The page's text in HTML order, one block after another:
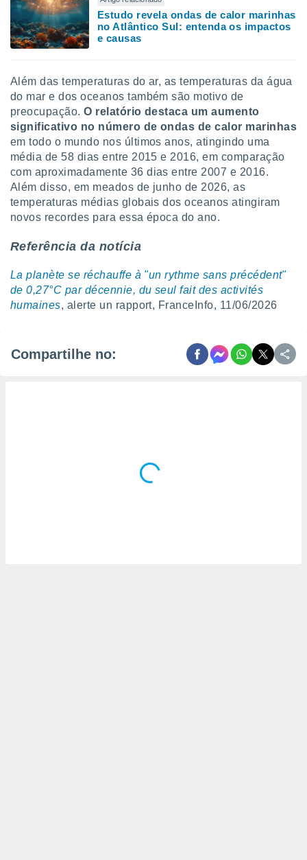
Estudo revela ondas de calor marinhas
no Atlântico Sul: entenda os impactos
e causas
Além das temperaturas do ar, as temperaturas da água
do mar e dos oceanos também são motivo de
preocupação.O relatório destaca um aumento
significativo no número de ondas de calor marinhas
em todo o mundo nos últimos anos, atingindo uma
média de 58 dias entre 2015 e 2016, em comparação
com aproximadamente 36 dias entre 2007 e 2016.
Além disso, em meados de junho de 2026, as
temperaturas médias globais dos oceanos atingiram
novos recordes para essa época do ano.
Referência da notícia
La planète se réchauffe à "un rythme sans précédent"
de 0,27°C par décennie, du seul fait des activités
humaines, alerte un rapport, FranceInfo, 11/06/2026
Compartilhe no: